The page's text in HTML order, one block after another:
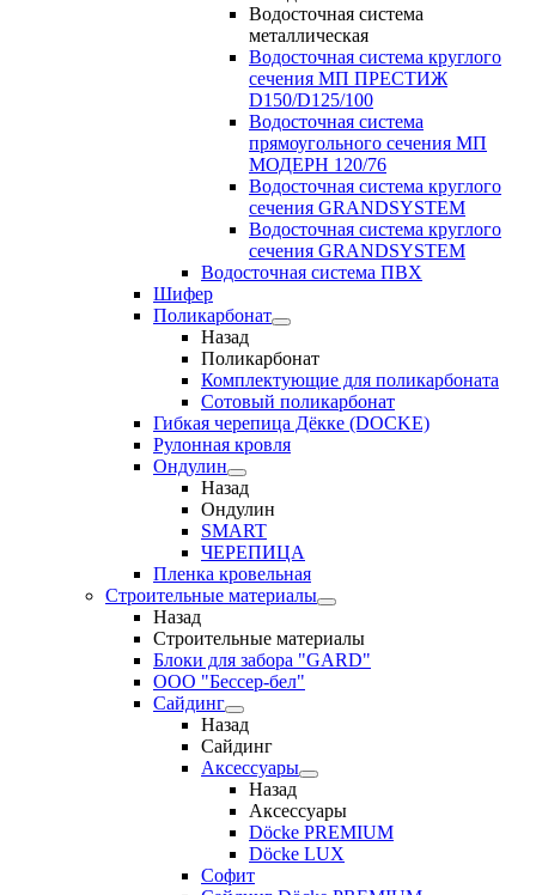
Водосточная система
металлическая
Водосточная система круглого
сечения МП ПРЕСТИЖ
D150/D125/100
Водосточная система
прямоугольного сечения МП
МОДЕРН 120/76
Водосточная система круглого
сечения GRANDSYSTEM
Водосточная система круглого
сечения GRANDSYSTEM
Водосточная система ПВХ
Шифер
Поликарбонат
Назад
Поликарбонат
Комплектующие для поликарбоната
Сотовый поликарбонат
Гибкая черепица Дёкке (DOCKE)
Рулонная кровля
Ондулин
Назад
Ондулин
SMART
ЧЕРЕПИЦА
Пленка кровельная
Строительные материалы
Назад
Строительные материалы
Блоки для забора "GARD"
ООО "Бессер-бел"
Сайдинг
Назад
Сайдинг
Аксессуары
Назад
Аксессуары
Döcke PREMIUM
Döcke LUX
Софит